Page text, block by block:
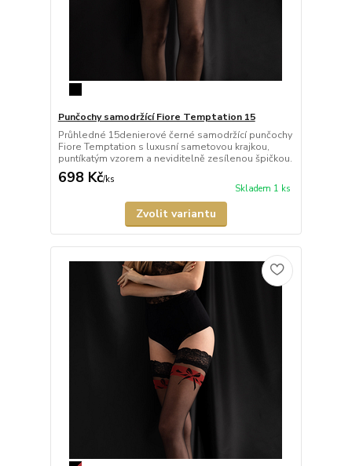
Punčochy samodržící Fiore Temptation 15
Průhledné 15denierové černé samodržící punčochy
Fiore Temptation s luxusní sametovou krajkou,
puntíkatým vzorem a neviditelně zesílenou špičkou.
698 Kč/ks
Skladem 1 ks
Zvolit variantu